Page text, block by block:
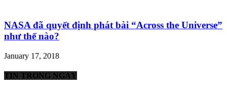
NASA đã quyết định phát bài “Across the Universe”
như thế nào?
January 17, 2018
TIN TRONG NGÀY